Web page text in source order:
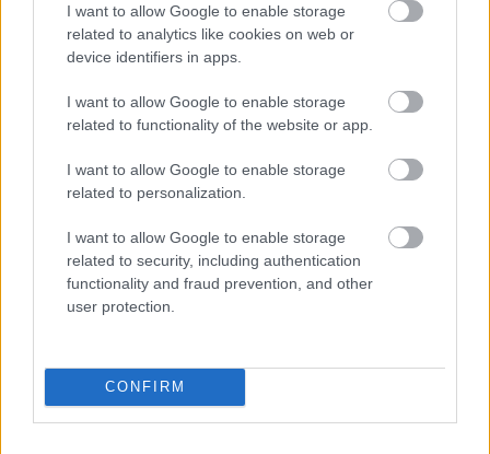
I want to allow Google to enable storage
related to analytics like cookies on web or
device identifiers in apps.
I want to allow Google to enable storage
related to functionality of the website or app.
I want to allow Google to enable storage
related to personalization.
I want to allow Google to enable storage
related to security, including authentication
functionality and fraud prevention, and other
user protection.
CONFIRM